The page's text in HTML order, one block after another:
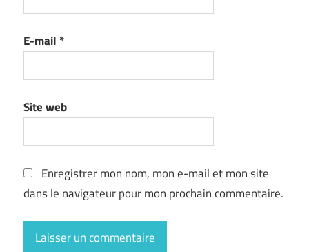
E-mail *
Site web
Enregistrer mon nom, mon e-mail et mon site
dans le navigateur pour mon prochain commentaire.